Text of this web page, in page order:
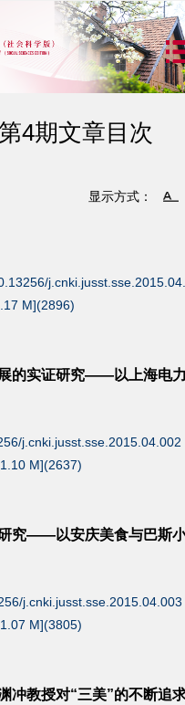
4期文章目次
显示方式：
M](2896)
的实证研究——以上海电
j.cnki.jusst.sse.2015.04.002
M](2637)
究——以安庆美食与巴斯
j.cnki.jusst.sse.2015.04.003
M](3805)
教授对“三美”的不断追